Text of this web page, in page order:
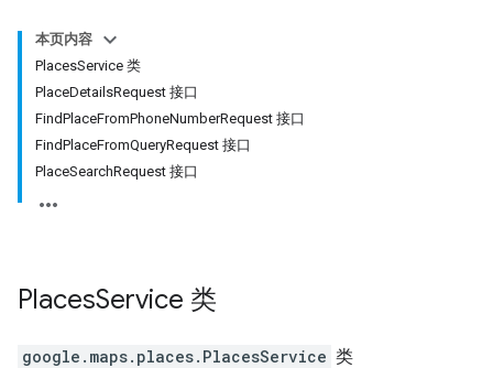
本页内容
PlacesService 类
PlaceDetailsRequest 接口
FindPlaceFromPhoneNumberRequest 接口
FindPlaceFromQueryRequest 接口
PlaceSearchRequest 接口
PlacesService 类
google.maps.places. PlacesService 类